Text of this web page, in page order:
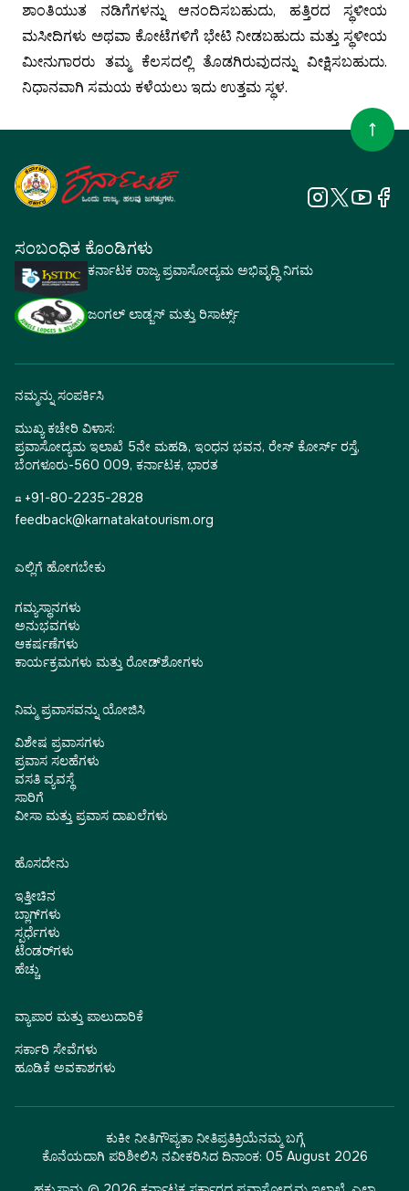
ಶಾಂತಿಯುತ ನಡಿಗೆಗಳನ್ನು ಆನಂದಿಸಬಹುದು, ಹತ್ತಿರದ ಸ್ಥಳೀಯ
ಮಸೀದಿಗಳು ಅಥವಾ ಕೋಟೆಗಳಿಗೆ ಭೇಟಿ ನೀಡಬಹುದು ಮತ್ತು ಸ್ಥಳೀಯ
ಮೀನುಗಾರರು ತಮ್ಮ ಕೆಲಸದಲ್ಲಿ ತೊಡಗಿರುವುದನ್ನು ವೀಕ್ಷಿಸಬಹುದು.
ನಿಧಾನವಾಗಿ ಸಮಯ ಕಳೆಯಲು ಇದು ಉತ್ತಮ ಸ್ಥಳ.
ಸಂಬಂಧಿತ ಕೊಂಡಿಗಳು
ಕರ್ನಾಟಕ ರಾಜ್ಯ ಪ್ರವಾಸೋದ್ಯಮ ಅಭಿವೃದ್ಧಿ ನಿಗಮ
ಜಂಗಲ್ ಲಾಡ್ಜಸ್ ಮತ್ತು ರಿಸಾರ್ಟ್ಸ್
ನಮ್ಮನ್ನು ಸಂಪರ್ಕಿಸಿ
ಮುಖ್ಯ ಕಚೇರಿ ವಿಳಾಸ:
ಪ್ರವಾಸೋದ್ಯಮ ಇಲಾಖೆ 5ನೇ ಮಹಡಿ, ಇಂಧನ ಭವನ, ರೇಸ್ ಕೋರ್ಸ್ ರಸ್ತೆ,
ಬೆಂಗಳೂರು-560 009, ಕರ್ನಾಟಕ, ಭಾರತ
☎ +91-80-2235-2828
feedback@karnatakatourism.org
ಎಲ್ಲಿಗೆ ಹೋಗಬೇಕು
ಗಮ್ಯಸ್ಥಾನಗಳು
ಅನುಭವಗಳು
ಆಕರ್ಷಣೆಗಳು
ಕಾರ್ಯಕ್ರಮಗಳು ಮತ್ತು ರೋಡ್‌ಶೋಗಳು
ನಿಮ್ಮ ಪ್ರವಾಸವನ್ನು ಯೋಜಿಸಿ
ವಿಶೇಷ ಪ್ರವಾಸಗಳು
ಪ್ರವಾಸ ಸಲಹೆಗಳು
ವಸತಿ ವ್ಯವಸ್ಥೆ
ಸಾರಿಗೆ
ವೀಸಾ ಮತ್ತು ಪ್ರವಾಸ ದಾಖಲೆಗಳು
ಹೊಸದೇನು
ಇತ್ತೀಚಿನ
ಬ್ಲಾಗ್‌ಗಳು
ಸ್ಪರ್ಧೆಗಳು
ಟೆಂಡರ್‌ಗಳು
ಹೆಚ್ಚು
ವ್ಯಾಪಾರ ಮತ್ತು ಪಾಲುದಾರಿಕೆ
ಸರ್ಕಾರಿ ಸೇವೆಗಳು
ಹೂಡಿಕೆ ಅವಕಾಶಗಳು
ಕುಕೀ ನೀತಿಗೌಪ್ಯತಾ ನೀತಿಪ್ರತಿಕ್ರಿಯೆನಮ್ಮ ಬಗ್ಗೆ
ಕೊನೆಯದಾಗಿ ಪರಿಶೀಲಿಸಿ ನವೀಕರಿಸಿದ ದಿನಾಂಕ: 05 August 2026